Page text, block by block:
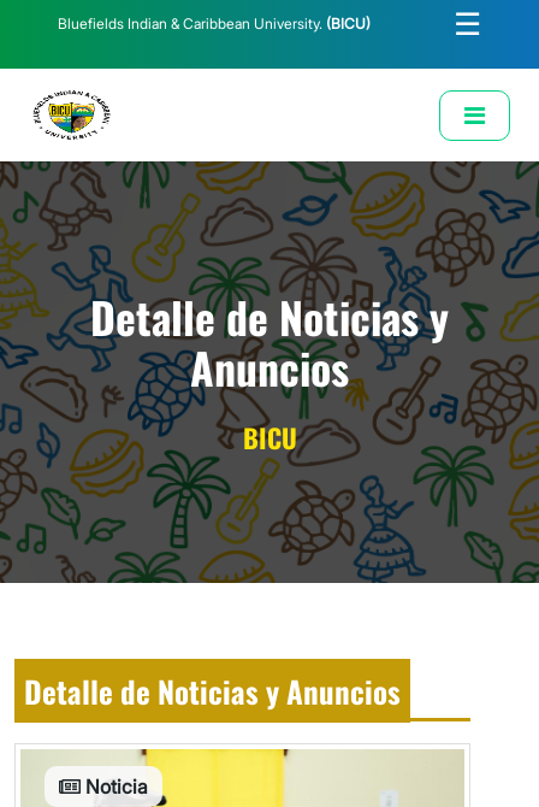
Bluefields Indian & Caribbean University. (BICU) ☰
Solicitud de Correo Institucional
Detalle de Noticias y
Anuncios
BICU
Detalle de Noticias y Anuncios
Noticia